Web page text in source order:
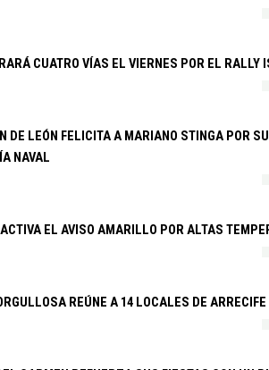
CUATRO VÍAS EL VIERNES POR EL RALLY
DE LEÓN FELICITA A MARIANO STINGA POR
NAVAL
EL AVISO AMARILLO POR ALTAS
REÚNE A 14 LOCALES DE ARRECIFE